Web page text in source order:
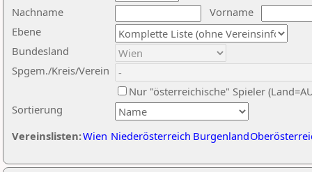
Nachname
Vorname
Ebene
Sortierung
Bundesland
Spgem./Kreis/Verein
Nur "österreichische" Spieler
Vereinslisten:Wien Niederösterreich Burgenland